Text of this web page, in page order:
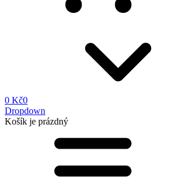
0 Kč0
Dropdown
Košík je prázdný